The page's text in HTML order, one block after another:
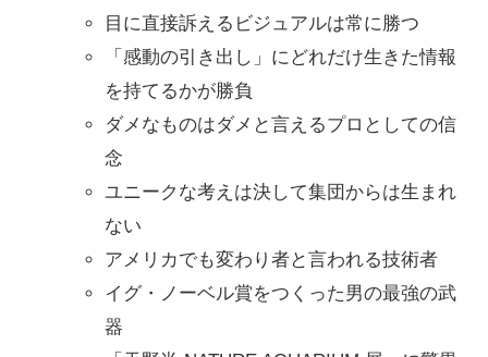
目に直接訴えるビジュアルは常に勝つ
「感動の引き出し」にどれだけ生きた情報
を持てるかが勝負
ダメなものはダメと言えるプロとしての信
念
ユニークな考えは決して集団からは生まれ
ない
アメリカでも変わり者と言われる技術者
イグ・ノーベル賞をつくった男の最強の武
器